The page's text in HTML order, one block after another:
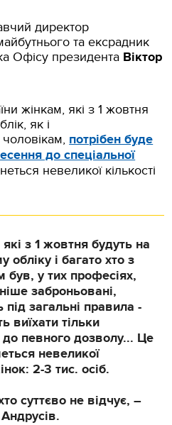
директор
та ексрадник
Офісу президента Віктор
жінкам, які з 1 жовтня
як і
потрібен буде
до спеціальної
невеликої кількості
з 1 жовтня будуть на
обліку і багато хто з
був, у тих професіях,
заброньовані,
під загальні правила -
виїхати тільки
до певного дозволу... Це
невеликої
2-3 тис. осіб.
суттєво не відчує, –